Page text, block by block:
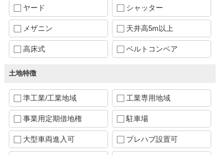
ヤード シャッター
メザニン 天井高5m以上
高床式 ベルトコンベア
土地特徴
準工業/工業地域 工業専用地域
事業用定期借地権 駐車場
大型車両進入可 プレハブ設置可